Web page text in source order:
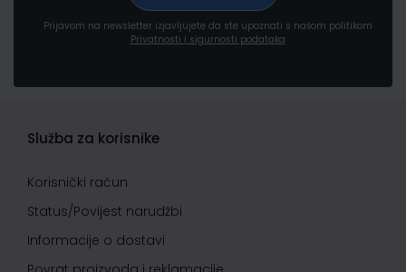
Prijavom na newsletter izjavljujete da ste upoznati s našom politikom
Privatnosti i sigurnosti podataka
Služba za korisnike
Korisnički račun
Status/Povijest narudžbi
Informacije o dostavi